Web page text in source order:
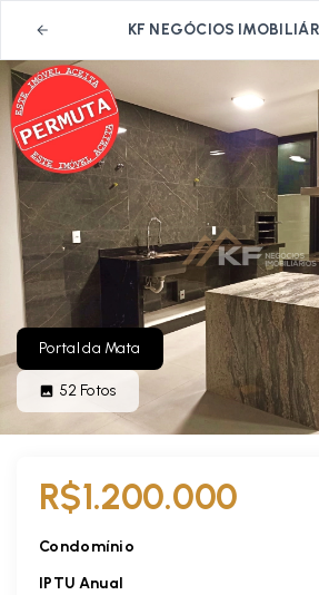
KF NEGÓCIOS
Portal da Mata
52 Fotos
R$1.200.000
Condomínio
IPTU Anual